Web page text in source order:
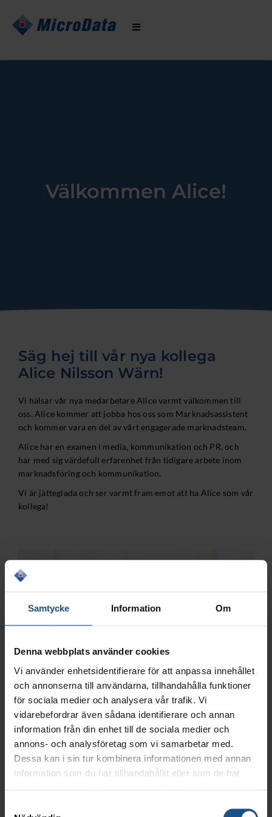
Samtycke Information Om
Denna webbplats använder cookies
Vi använder enhetsidentifierare för att anpassa innehållet
och annonserna till användarna, tillhandahålla funktioner
för sociala medier och analysera vår trafik. Vi
vidarebefordrar även sådana identifierare och annan
information från din enhet till de sociala medier och
annons- och analysföretag som vi samarbetar med.
Dessa kan i sin tur kombinera informationen med annan
information som du har tillhandahållit eller som de har
innehåll
Välkommen Alice!
Säg hej till vår nya kollega
Alice Nilsson Wärn!
Vi hälsar vår nya medarbetare Alice varmt välkommen till
oss. Alice kommer att jobba hos oss som Marknadsassistent
och kommer vara en del av vårt engagerade marknadsteam.
Alice har en examen i media, kommunikation och PR, och
har med sig värdefull erfarenhet från tidigare arbete inom
marknadsföring och kommunikation.
Vi är jätteglada och ser varmt fram emot att ha Alice som vår
kollega!